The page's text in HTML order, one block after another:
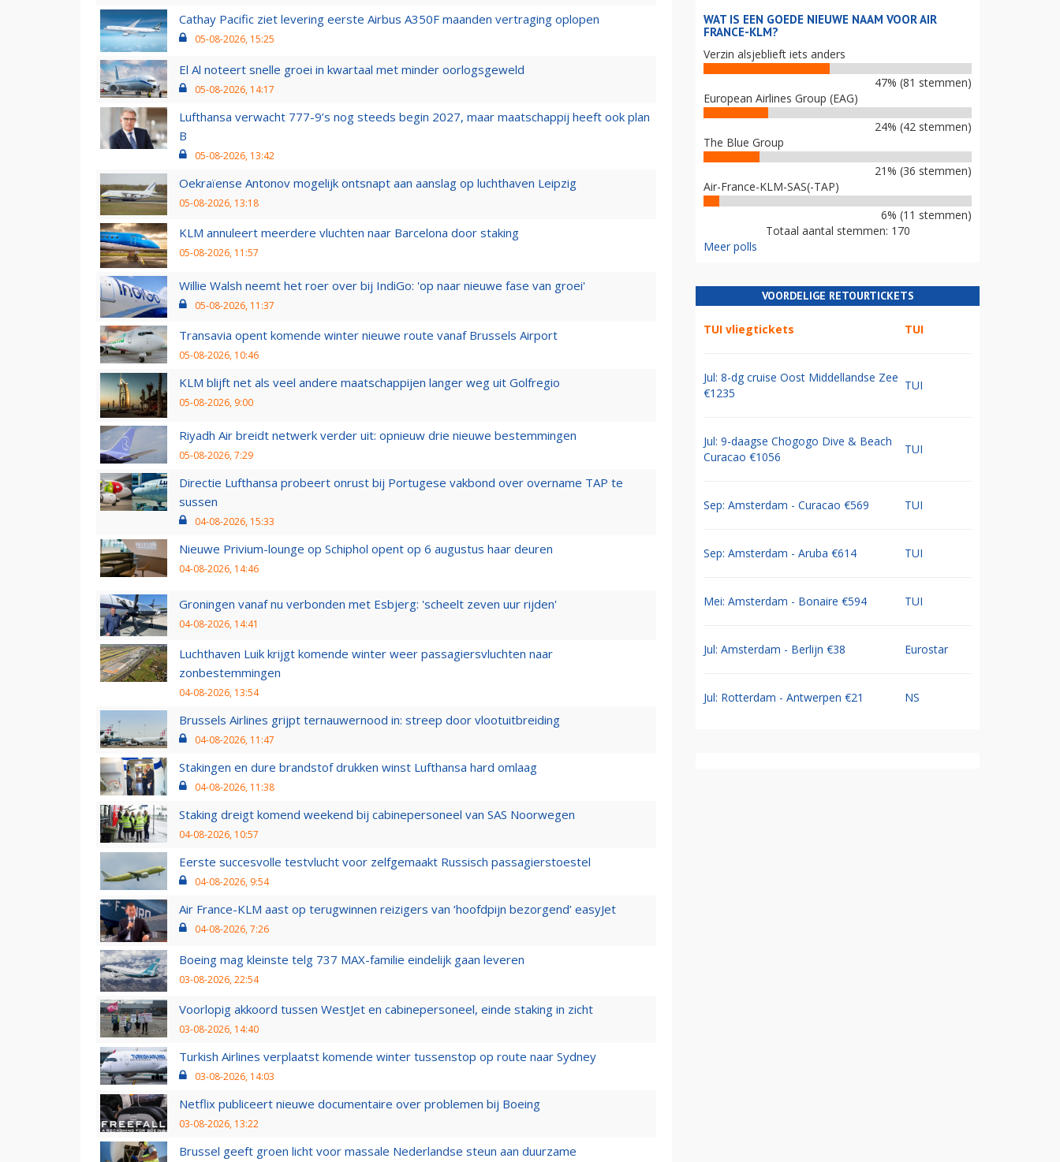
Cathay Pacific ziet levering eerste Airbus A350F maanden vertraging oplopen
05-08-2026, 15:25
El Al noteert snelle groei in kwartaal met minder oorlogsgeweld
05-08-2026, 14:17
Lufthansa verwacht 777-9’s nog steeds begin 2027, maar maatschappij heeft ook plan
B
05-08-2026, 13:42
Oekraïense Antonov mogelijk ontsnapt aan aanslag op luchthaven Leipzig
05-08-2026, 13:18
KLM annuleert meerdere vluchten naar Barcelona door staking
05-08-2026, 11:57
Willie Walsh neemt het roer over bij IndiGo: 'op naar nieuwe fase van groei'
05-08-2026, 11:37
Transavia opent komende winter nieuwe route vanaf Brussels Airport
05-08-2026, 10:46
KLM blijft net als veel andere maatschappijen langer weg uit Golfregio
05-08-2026, 9:00
Riyadh Air breidt netwerk verder uit: opnieuw drie nieuwe bestemmingen
05-08-2026, 7:29
Directie Lufthansa probeert onrust bij Portugese vakbond over overname TAP te
sussen
04-08-2026, 15:33
Nieuwe Privium-lounge op Schiphol opent op 6 augustus haar deuren
04-08-2026, 14:46
Groningen vanaf nu verbonden met Esbjerg: 'scheelt zeven uur rijden'
04-08-2026, 14:41
Luchthaven Luik krijgt komende winter weer passagiersvluchten naar
zonbestemmingen
04-08-2026, 13:54
Brussels Airlines grijpt ternauwernood in: streep door vlootuitbreiding
04-08-2026, 11:47
Stakingen en dure brandstof drukken winst Lufthansa hard omlaag
04-08-2026, 11:38
Staking dreigt komend weekend bij cabinepersoneel van SAS Noorwegen
04-08-2026, 10:57
Eerste succesvolle testvlucht voor zelfgemaakt Russisch passagierstoestel
04-08-2026, 9:54
Air France-KLM aast op terugwinnen reizigers van ‘hoofdpijn bezorgend’ easyJet
04-08-2026, 7:26
Boeing mag kleinste telg 737 MAX-familie eindelijk gaan leveren
03-08-2026, 22:54
Voorlopig akkoord tussen WestJet en cabinepersoneel, einde staking in zicht
03-08-2026, 14:40
Turkish Airlines verplaatst komende winter tussenstop op route naar Sydney
03-08-2026, 14:03
Netflix publiceert nieuwe documentaire over problemen bij Boeing
03-08-2026, 13:22
Brussel geeft groen licht voor massale Nederlandse steun aan duurzame
WAT IS EEN GOEDE NIEUWE NAAM VOOR AIR
FRANCE-KLM?
Verzin alsjeblieft iets anders
47% (81 stemmen)
European Airlines Group (EAG)
24% (42 stemmen)
The Blue Group
21% (36 stemmen)
Air-France-KLM-SAS(-TAP)
6% (11 stemmen)
Totaal aantal stemmen: 170
Meer polls
VOORDELIGE RETOURTICKETS
TUI vliegtickets TUI
Jul: 8-dg cruise Oost Middellandse Zee
€1235
TUI
Jul: 9-daagse Chogogo Dive & Beach
Curacao €1056
TUI
Sep: Amsterdam - Curacao €569 TUI
Sep: Amsterdam - Aruba €614 TUI
Mei: Amsterdam - Bonaire €594 TUI
Jul: Amsterdam - Berlijn €38 Eurostar
Jul: Rotterdam - Antwerpen €21 NS